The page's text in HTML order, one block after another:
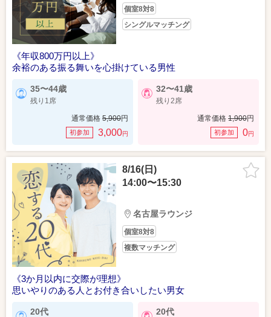
個室8対8
シングルマッチング
《年収800万円以上》
余裕のある振る舞いを心掛けている男性
35〜44歳
残り1席
通常価格 5,900円
初参加 3,000円
32〜41歳
残り2席
通常価格 1,900円
初参加 0円
8/16(日)
14:00〜15:30
名古屋ラウンジ
個室8対8
複数マッチング
《3か月以内に交際が理想》
思いやりのある人とお付き合いしたい男女
20代 20代